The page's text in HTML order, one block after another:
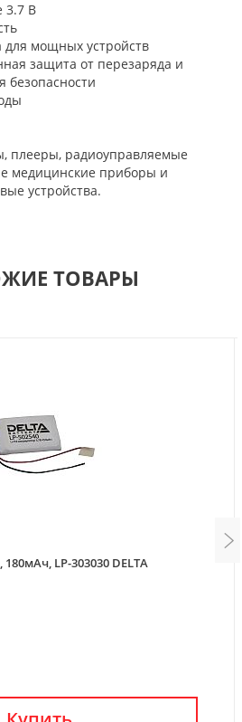
3.7 В
для мощных устройств
защита от перезаряда и
безопасности
плееры, радиоуправляемые
медицинские приборы и
устройства.
ТОВАРЫ
LP-303030 DELTA